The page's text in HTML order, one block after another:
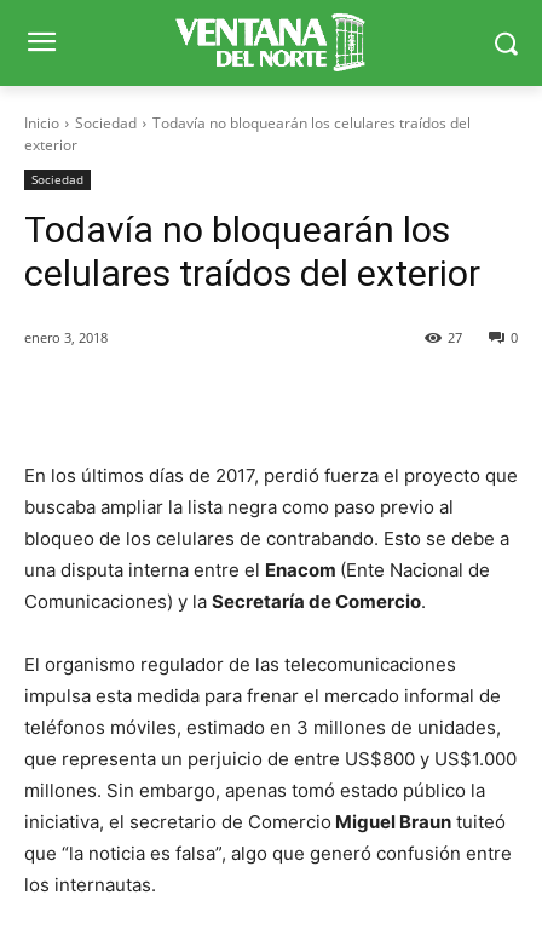
Inicio Sociedad
Todavía no bloquearán los celulares traídos del
exterior
Sociedad
Todavía no bloquearán los
celulares traídos del exterior
enero 3, 2018 0
27
En los últimos días de 2017, perdió fuerza el proyecto que
buscaba ampliar la lista negra como paso previo al
bloqueo de los celulares de contrabando. Esto se debe a
una disputa interna entre el Enacom (Ente Nacional de
Comunicaciones) y la Secretaría de Comercio.
El organismo regulador de las telecomunicaciones
impulsa esta medida para frenar el mercado informal de
teléfonos móviles, estimado en 3 millones de unidades,
que representa un perjuicio de entre US$800 y US$1.000
millones. Sin embargo, apenas tomó estado público la
iniciativa, el secretario de Comercio Miguel Braun tuiteó
que “la noticia es falsa”, algo que generó confusión entre
los internautas.